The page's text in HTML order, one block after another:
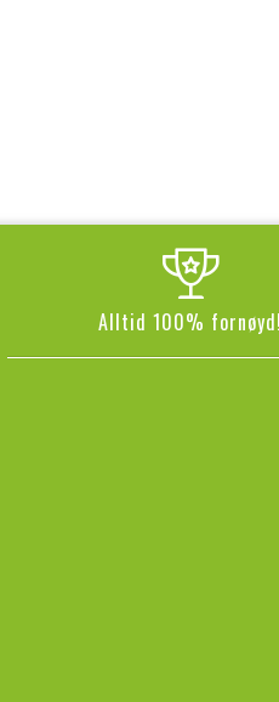
Alltid 100% fornøyd!